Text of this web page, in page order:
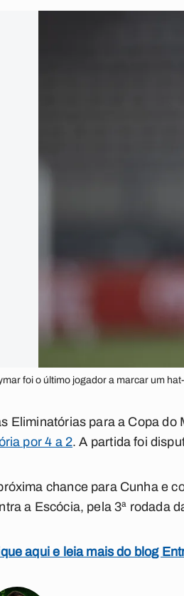
foi o último jogador a marcar um
Eliminatórias para a Copa do
por 4 a 2. A partida foi
chance para Cunha e
a Escócia, pela 3ª rodada
aqui e leia mais do blog